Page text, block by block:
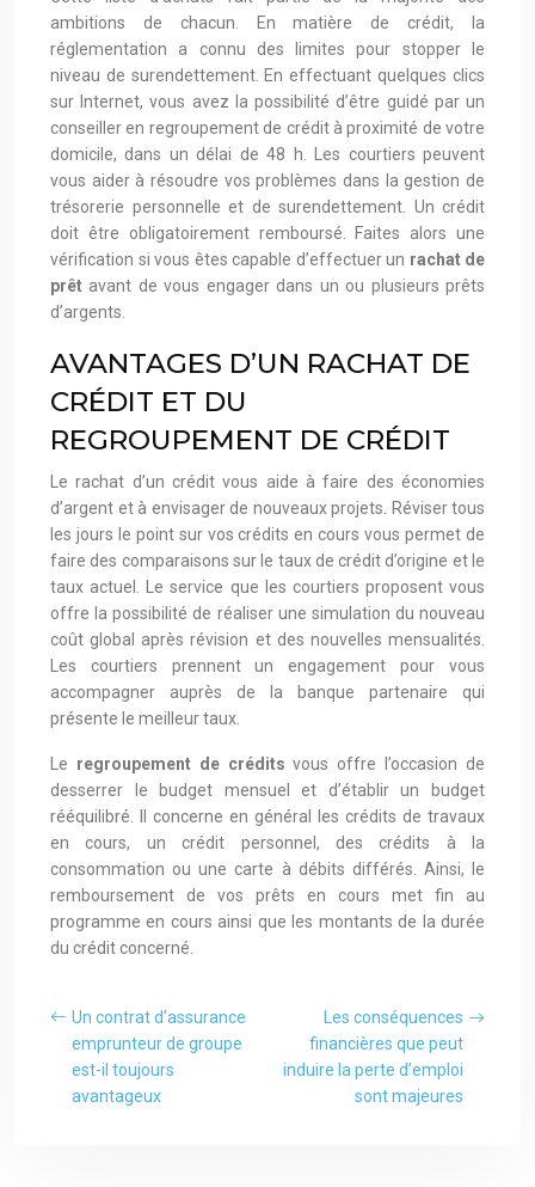
ambitions de chacun. En matière de crédit, la
réglementation a connu des limites pour stopper le
niveau de surendettement. En effectuant quelques clics
sur Internet, vous avez la possibilité d’être guidé par un
conseiller en regroupement de crédit à proximité de votre
domicile, dans un délai de 48 h. Les courtiers peuvent
vous aider à résoudre vos problèmes dans la gestion de
trésorerie personnelle et de surendettement. Un crédit
doit être obligatoirement remboursé. Faites alors une
vérification si vous êtes capable d’effectuer un rachat de
prêt avant de vous engager dans un ou plusieurs prêts
d’argents.
AVANTAGES D’UN RACHAT DE
CRÉDIT ET DU
REGROUPEMENT DE CRÉDIT
Le rachat d’un crédit vous aide à faire des économies
d’argent et à envisager de nouveaux projets. Réviser tous
les jours le point sur vos crédits en cours vous permet de
faire des comparaisons sur le taux de crédit d’origine et le
taux actuel. Le service que les courtiers proposent vous
offre la possibilité de réaliser une simulation du nouveau
coût global après révision et des nouvelles mensualités.
Les courtiers prennent un engagement pour vous
accompagner auprès de la banque partenaire qui
présente le meilleur taux.
Le regroupement de créditsvous offre l’occasion de
desserrer le budget mensuel et d’établir un budget
rééquilibré. Il concerne en général les crédits de travaux
en cours, un crédit personnel, des crédits à la
consommation ou une carte à débits différés. Ainsi, le
remboursement de vos prêts en cours met fin au
programme en cours ainsi que les montants de la durée
du crédit concerné.
Un contrat d’assurance
emprunteur de groupe
est-il toujours
avantageux
Les conséquences
financières que peut
induire la perte d’emploi
sont majeures